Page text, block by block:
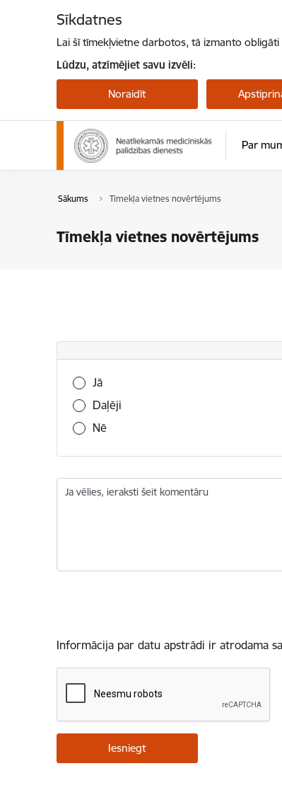
Sīkdatnes
Lai šī tīmekļvietne darbotos, tā izmanto
Lūdzu, atzīmējiet savu izvēli:
Noraidīt
Par
Sākums Tīmekļa vietnes novērtējums
Tīmekļa vietnes novērtējums
Vai šī informācija bija noderīga?
Jā
Daļēji
Nē
Ja vēlies, ieraksti šeit komentāru
Informācija par datu apstrādi ir atrodama